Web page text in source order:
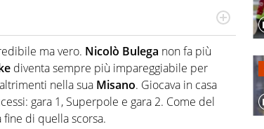
i motori, lui sgasa, impenna, derapa. E
ma vero. Nicolò Bulega non fa più
diventa sempre più impareggiabile per
nella sua Misano. Giocava in casa
gara 1, Superpole e gara 2. Come del
di quella scorsa.